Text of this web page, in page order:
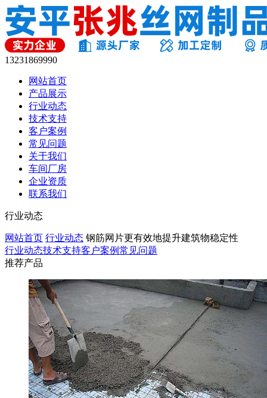
13231869990
网站首页
产品展示
行业动态
技术支持
客户案例
常见问题
关于我们
车间厂房
企业资质
联系我们
行业动态
网站首页 行业动态 钢筋网片更有效地提升建筑物稳定性
行业动态技术支持客户案例常见问题
推荐产品